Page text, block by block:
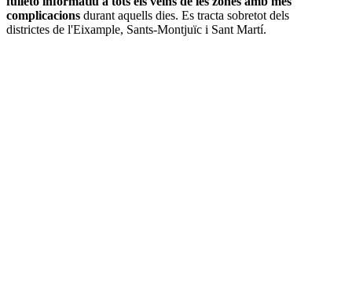
complicacions durant aquells dies. Es tracta sobretot dels
districtes de l'Eixample, Sants-Montjuïc i Sant Martí.